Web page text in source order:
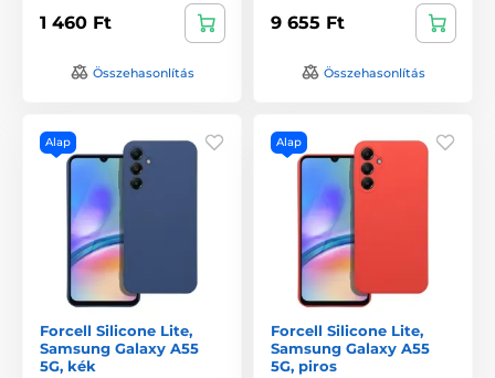
1 460 Ft
Összehasonlítás
9 655 Ft
Összehasonlítás
Alap
Forcell Silicone Lite,
Samsung Galaxy A55
5G, kék
Alap
Forcell Silicone Lite,
Samsung Galaxy A55
5G, piros